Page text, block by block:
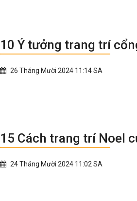
10 Ý tưởng trang trí
26 Tháng Mười 2024 11:14 SA
15 Cách trang trí Noel
24 Tháng Mười 2024 11:02 SA